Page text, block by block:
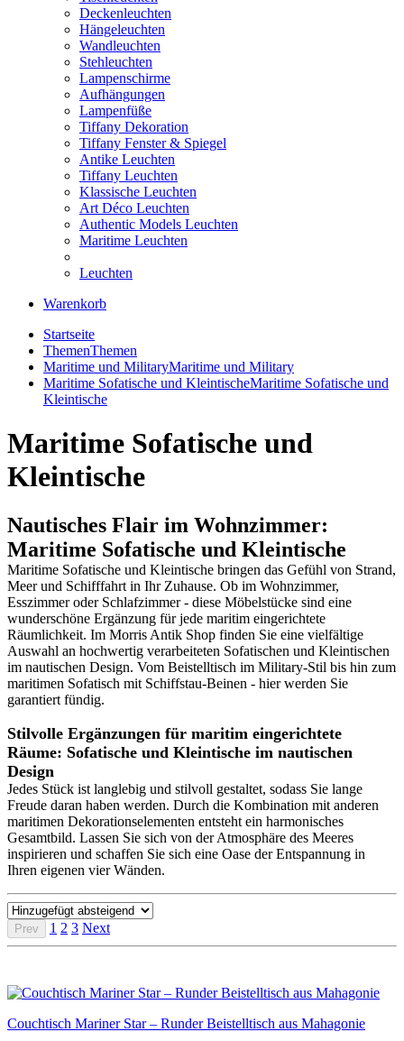
Deckenleuchten
Hängeleuchten
Wandleuchten
Stehleuchten
Lampenschirme
Aufhängungen
Lampenfüße
Tiffany Dekoration
Tiffany Fenster & Spiegel
Antike Leuchten
Tiffany Leuchten
Klassische Leuchten
Art Déco Leuchten
Authentic Models Leuchten
Maritime Leuchten
Leuchten
Warenkorb
Startseite
ThemenThemen
Maritime und MilitaryMaritime und Military
Maritime Sofatische und KleintischeMaritime Sofatische und
Kleintische
Maritime Sofatische und
Kleintische
Nautisches Flair im Wohnzimmer:
Maritime Sofatische und Kleintische
Maritime Sofatische und Kleintische bringen das Gefühl von Strand,
Meer und Schifffahrt in Ihr Zuhause. Ob im Wohnzimmer,
Esszimmer oder Schlafzimmer - diese Möbelstücke sind eine
wunderschöne Ergänzung für jede maritim eingerichtete
Räumlichkeit. Im Morris Antik Shop finden Sie eine vielfältige
Auswahl an hochwertig verarbeiteten Sofatischen und Kleintischen
im nautischen Design. Vom Beistelltisch im Military-Stil bis hin zum
maritimen Sofatisch mit Schiffstau-Beinen - hier werden Sie
garantiert fündig.
Stilvolle Ergänzungen für maritim eingerichtete
Räume: Sofatische und Kleintische im nautischen
Design
Jedes Stück ist langlebig und stilvoll gestaltet, sodass Sie lange
Freude daran haben werden. Durch die Kombination mit anderen
maritimen Dekorationselementen entsteht ein harmonisches
Gesamtbild. Lassen Sie sich von der Atmosphäre des Meeres
inspirieren und schaffen Sie sich eine Oase der Entspannung in
Ihren eigenen vier Wänden.
Prev 1 2 3 Next
Couchtisch Mariner Star – Runder Beistelltisch aus Mahagonie